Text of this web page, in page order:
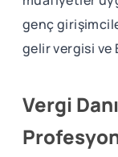
genç
gelir vergisi ve
Vergi